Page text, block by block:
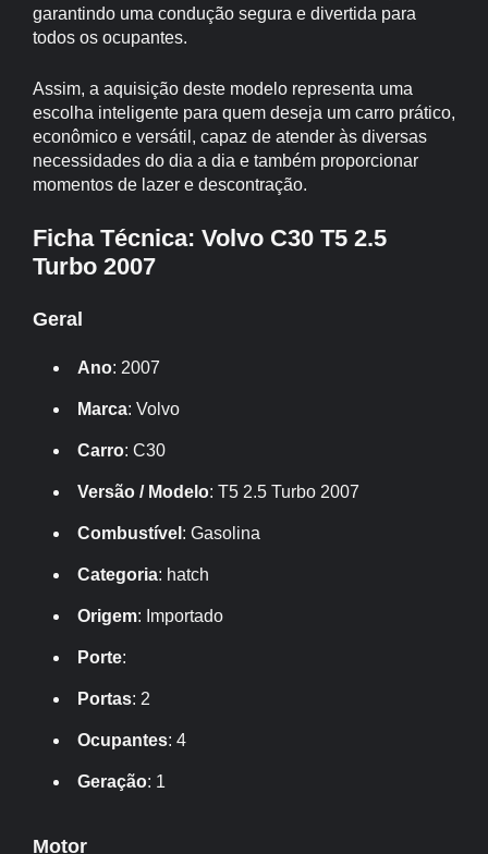
garantindo uma condução segura e divertida para
todos os ocupantes.
Assim, a aquisição deste modelo representa uma
escolha inteligente para quem deseja um carro prático,
econômico e versátil, capaz de atender às diversas
necessidades do dia a dia e também proporcionar
momentos de lazer e descontração.
Ficha Técnica: Volvo C30 T5 2.5
Turbo 2007
Geral
Ano: 2007
Marca: Volvo
Carro: C30
Versão / Modelo: T5 2.5 Turbo 2007
Combustível : Gasolina
Categoria: hatch
Origem: Importado
Porte:
Portas: 2
Ocupantes: 4
Geração: 1
Motor